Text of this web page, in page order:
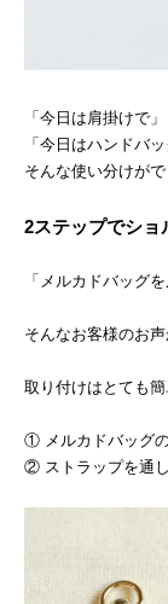
「今日は肩掛けで」
「今日はハンドバッ
そんな使い分けがで
2ステップでショ
「メルカドバッグ
そんなお客様のお声
取り付けはとても簡
① メルカドバッグ
② ストラップを通